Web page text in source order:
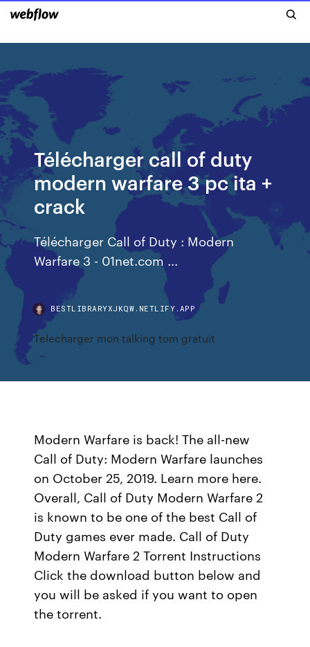
Télécharger call of duty
modern warfare 3 pc ita +
crack
Télécharger Call of Duty : Modern
Warfare 3 - 01net.com ...
BESTLIBRARYXJKQW.NETLIFY.APP
Telecharger mon talking tom gratuit
Modern Warfare is back! The all-new
Call of Duty: Modern Warfare launches
on October 25, 2019. Learn more here.
Overall, Call of Duty Modern Warfare 2
is known to be one of the best Call of
Duty games ever made. Call of Duty
Modern Warfare 2 Torrent Instructions
Click the download button below and
you will be asked if you want to open
the torrent.